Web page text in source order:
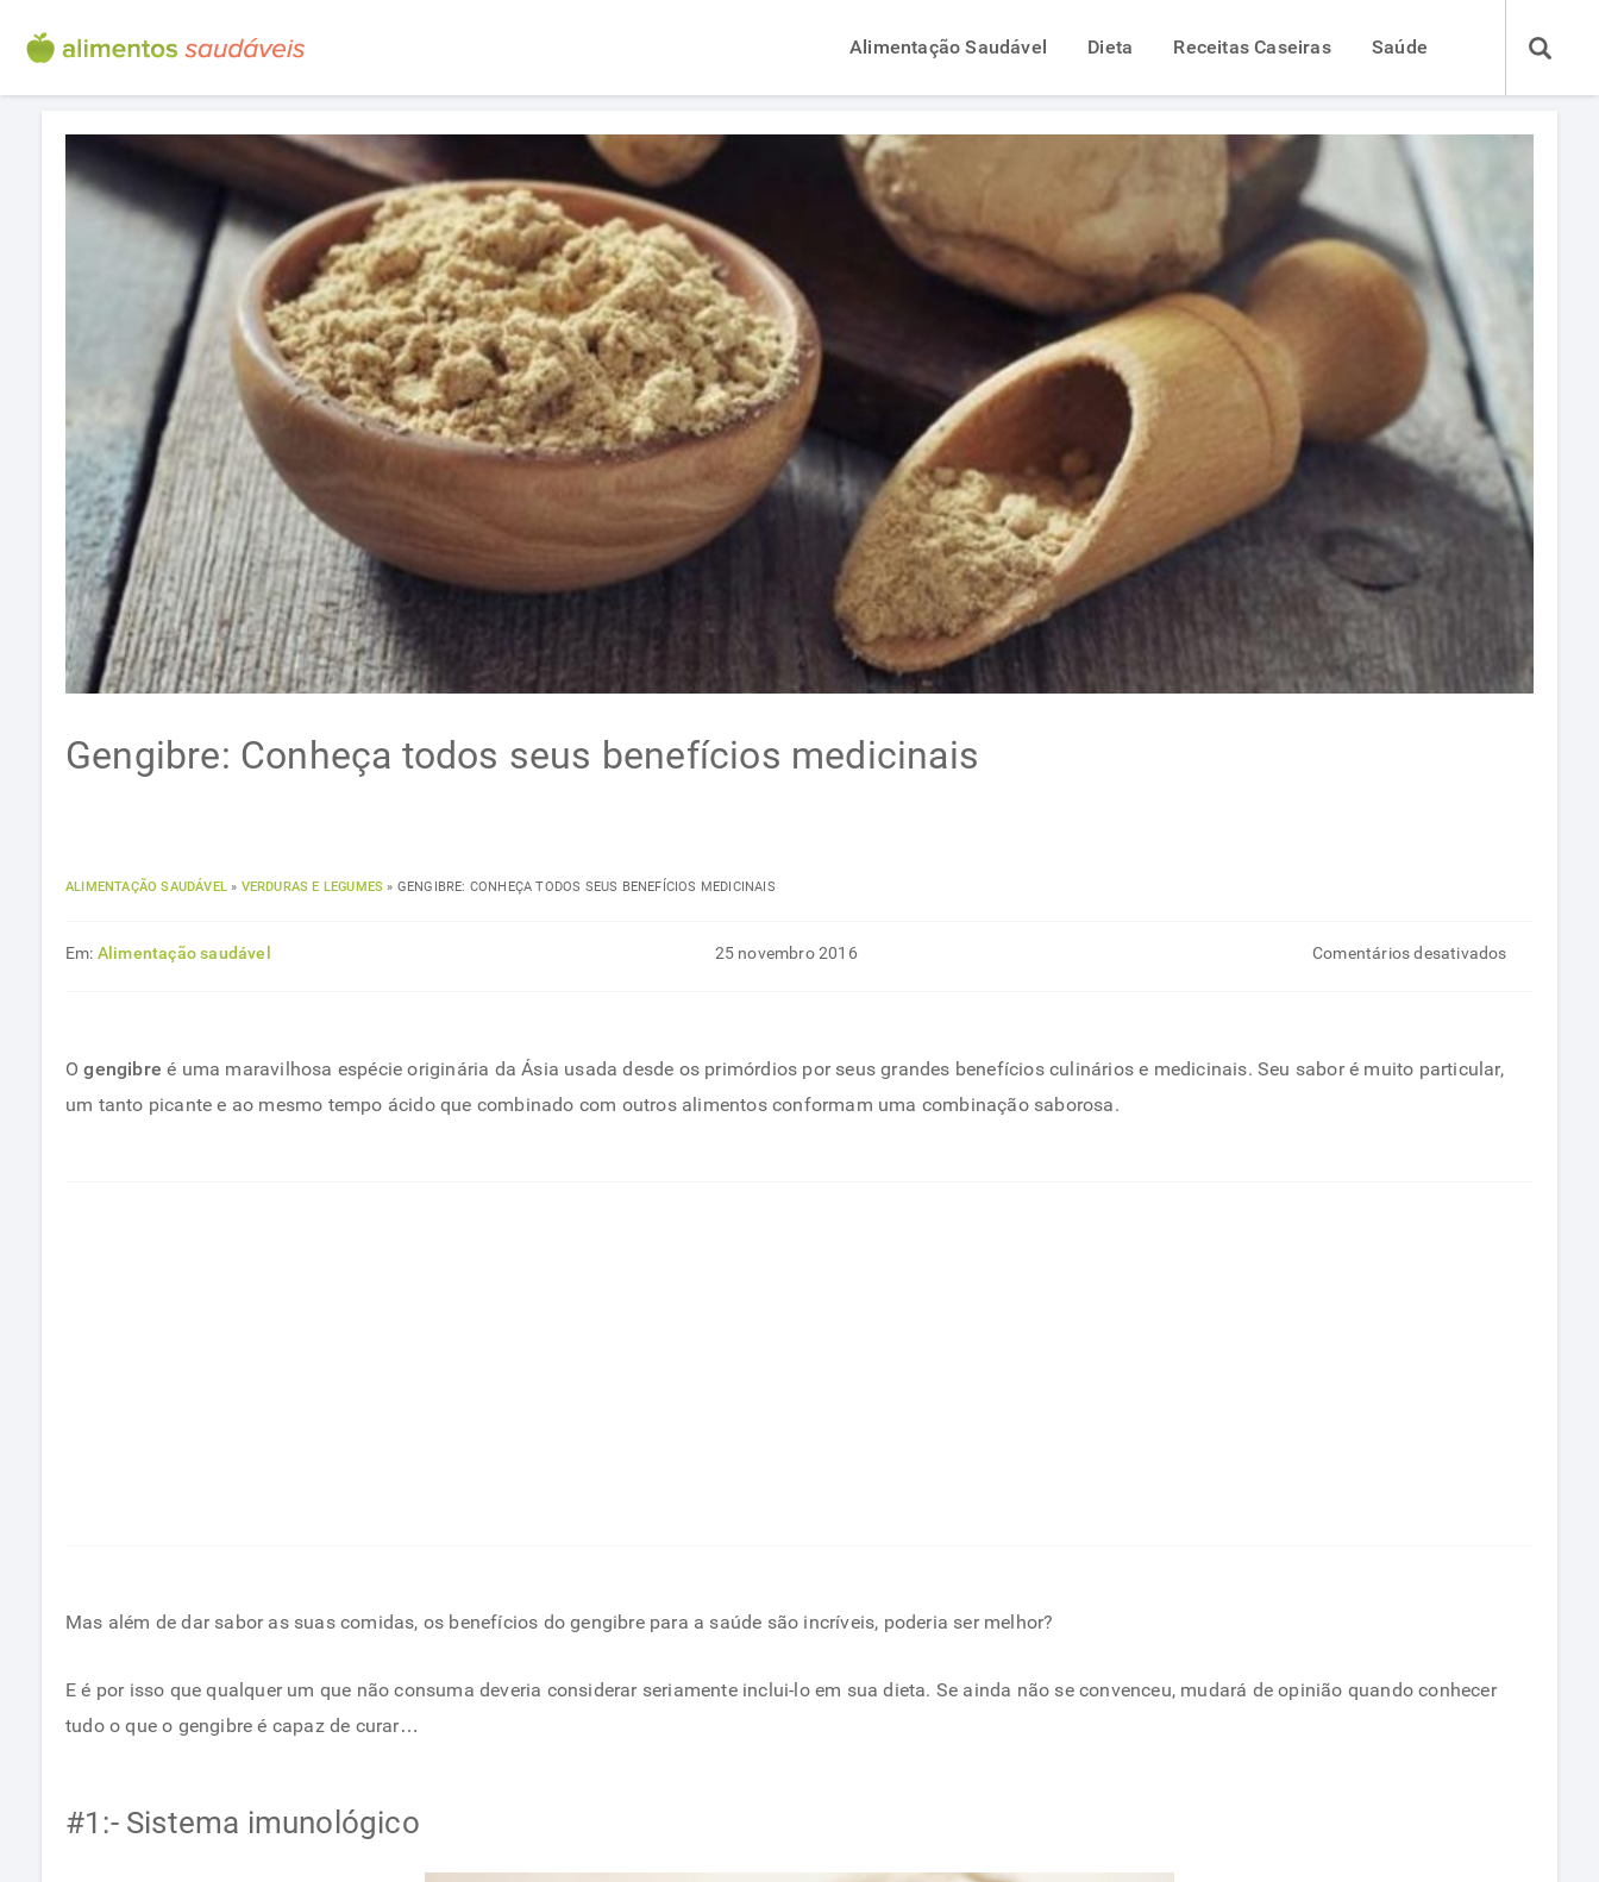
Alimentação Saudável Dieta Receitas Caseiras Saúde
Gengibre: Conheça todos seus benefícios medicinais
ALIMENTAÇÃO SAUDÁVEL » VERDURAS E LEGUMES » GENGIBRE: CONHEÇA TODOS SEUS BENEFÍCIOS MEDICINAIS
Em: Alimentação saudável 25 novembro 2016 Comentários desativadosem
Ogengibre é uma maravilhosa espécie originária da Ásia usada desde os primórdios por seus grandes benefícios culinários e medicinais. Seu sabor é muito particular,
um tanto picante e ao mesmo tempo ácido que combinado com outros alimentos conformam uma combinação saborosa.
Mas além de dar sabor as suas comidas, os benefícios do gengibre para a saúde são incríveis, poderia ser melhor?
E é por isso que qualquer um que não consuma deveria considerar seriamente inclui-lo em sua dieta. Se ainda não se convenceu, mudará de opinião quando conhecer
tudo o que o gengibre é capaz de curar…
#1:- Sistema imunológico